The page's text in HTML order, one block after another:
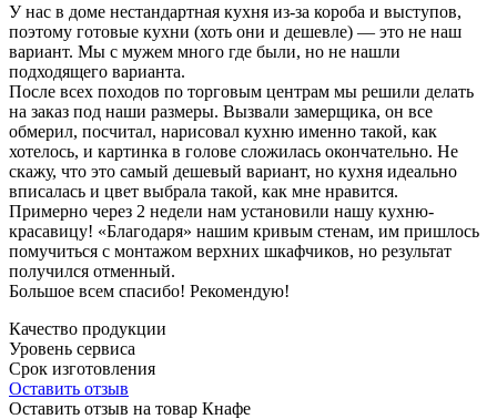
У нас в доме нестандартная кухня из-за короба и выступов,
поэтому готовые кухни (хоть они и дешевле) — это не наш
вариант. Мы с мужем много где были, но не нашли
подходящего варианта.
После всех походов по торговым центрам мы решили делать
на заказ под наши размеры. Вызвали замерщика, он все
обмерил, посчитал, нарисовал кухню именно такой, как
хотелось, и картинка в голове сложилась окончательно. Не
скажу, что это самый дешевый вариант, но кухня идеально
вписалась и цвет выбрала такой, как мне нравится.
Примерно через 2 недели нам установили нашу кухню-
красавицу! «Благодаря» нашим кривым стенам, им пришлось
помучиться с монтажом верхних шкафчиков, но результат
получился отменный.
Большое всем спасибо! Рекомендую!
Качество продукции
Уровень сервиса
Срок изготовления
Оставить отзыв
Оставить отзыв на товар Кнафе